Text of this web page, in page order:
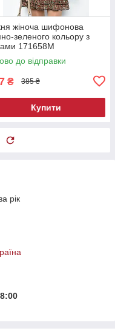
жіноча шифонова
зеленого кольору з
171658M
до відправки
₴ 385 ₴
Купити
рік